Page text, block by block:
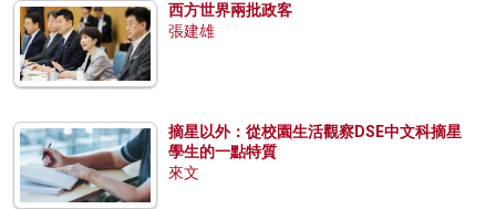
西方世界兩批政客
張建雄
摘星以外：從校園生活觀察DSE中文科摘星
學生的一點特質
來文